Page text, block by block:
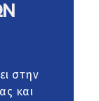
στην
και